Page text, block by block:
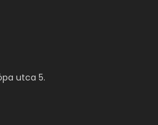
utca 5.